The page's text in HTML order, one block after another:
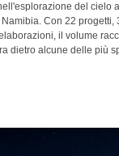
del cielo
Con 22 progetti,
il volume
dietro alcune delle più